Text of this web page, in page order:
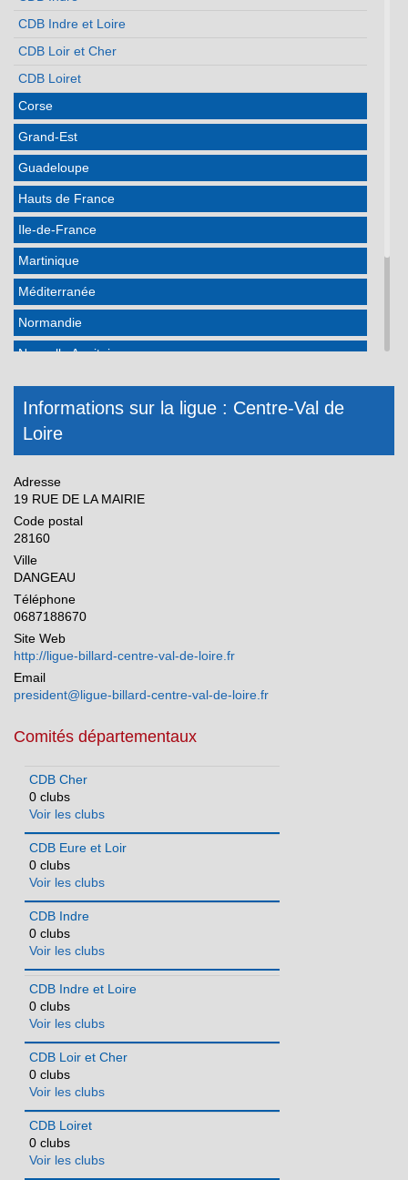
CDB Indre et Loire
CDB Loir et Cher
CDB Loiret
Corse
Grand-Est
Guadeloupe
Hauts de France
Ile-de-France
Martinique
Méditerranée
Normandie
Nouvelle Aquitaine
Occitanie
Pays de la Loire
Informations sur la ligue : Centre-Val de
Loire
Adresse
19 RUE DE LA MAIRIE
Code postal
28160
Ville
DANGEAU
Téléphone
0687188670
Site Web
http://ligue-billard-centre-val-de-loire.fr
Email
president@ligue-billard-centre-val-de-loire.fr
Comités départementaux
CDB Cher
0 clubs
Voir les clubs
CDB Eure et Loir
0 clubs
Voir les clubs
CDB Indre
0 clubs
Voir les clubs
CDB Indre et Loire
0 clubs
Voir les clubs
CDB Loir et Cher
0 clubs
Voir les clubs
CDB Loiret
0 clubs
Voir les clubs